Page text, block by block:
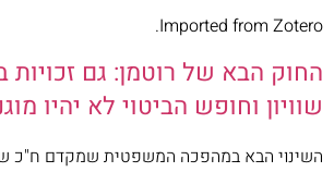
Imported from Zotero.
החוק הבא של רוטמן: גם זכויות
שוויון וחופש הביטוי לא יהיו
השינוי הבא במהפכה המשפטית שמקדם ח"כ